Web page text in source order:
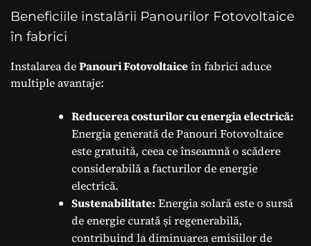
Beneficiile instalării Panourilor Fotovoltaice
în fabrici
Instalarea dePanouri Fotovoltaiceîn fabrici aduce
multiple avantaje:
Reducerea costurilor cu energia electrică:
Energia generată de Panouri Fotovoltaice
este gratuită, ceea ce înseamnă o scădere
considerabilă a facturilor de energie
electrică.
Sustenabilitate: Energia solară este o sursă
de energie curată și regenerabilă,
contribuind la diminuarea emisiilor de